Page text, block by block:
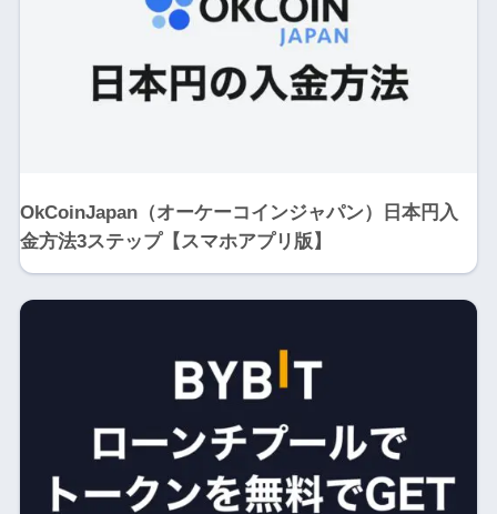
OkCoinJapan（オーケーコインジャパン）日本円入
金方法3ステップ【スマホアプリ版】